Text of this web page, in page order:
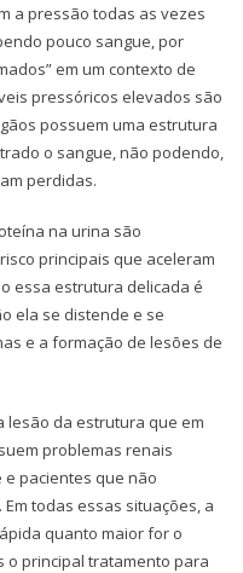
a pressão todas as vezes
pouco sangue, por
em um contexto de
pressóricos elevados são
possuem uma estrutura
o sangue, não podendo,
perdidas.
na urina são
principais que aceleram
essa estrutura delicada é
ela se distende e se
e a formação de lesões de
lesão da estrutura que em
problemas renais
pacientes que não
todas essas situações, a
quanto maior for o
o principal tratamento para